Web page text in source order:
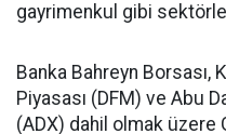
gayrimenkul gibi
Banka Bahreyn Borsası,
Piyasası (DFM) ve Abu
(ADX) dahil olmak üzere